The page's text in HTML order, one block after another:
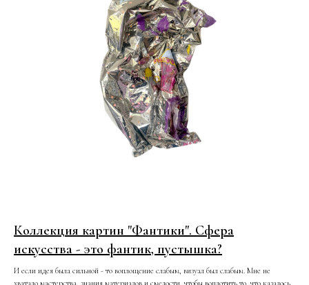
Коллекция картин "Фантики". Cфера
искусства - это фантик, пустышка?
И если идея была сильной - то воплощение слабым, визуал был слабым. Мне не
хватало мастерства, знания материалов и смелости, чтобы воплотить то, что казалось